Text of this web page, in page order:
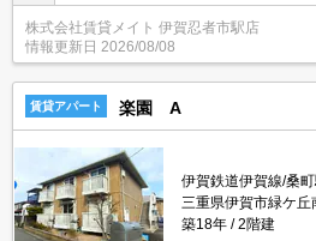
無料物件！面倒な個人での手続き不要
はもちろんテレワーク勤務の方にもお
株式会社賃貸メイト 伊賀忍者市駅店
情報更新日 2026/08/08
賃貸アパート 楽園 A
伊賀鉄道伊賀線/桑
三重県伊賀市緑ケ丘
築18年
2階建